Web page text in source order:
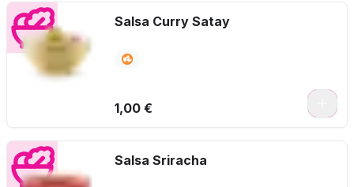
Salsa Curry Satay
1,00 €
Salsa Sriracha